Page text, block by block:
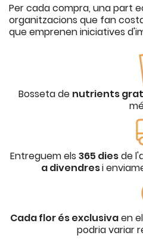
Per cada compra, una part
organitzacions que fan
que emprenen iniciatives
Bosseta de nutrients
Entreguem els 365 diesde
a divendresi
Cada flor és exclusivaen
podria variar